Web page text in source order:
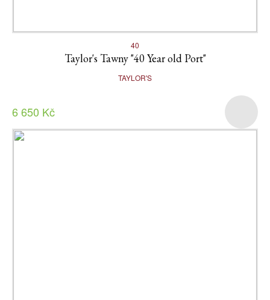
40
Taylor's Tawny "40 Year old Port"
TAYLOR'S
6 650 Kč